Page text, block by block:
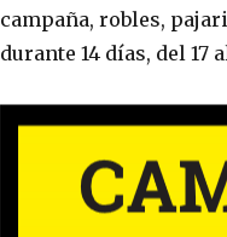
campaña, robles,
durante 14 días, del 17